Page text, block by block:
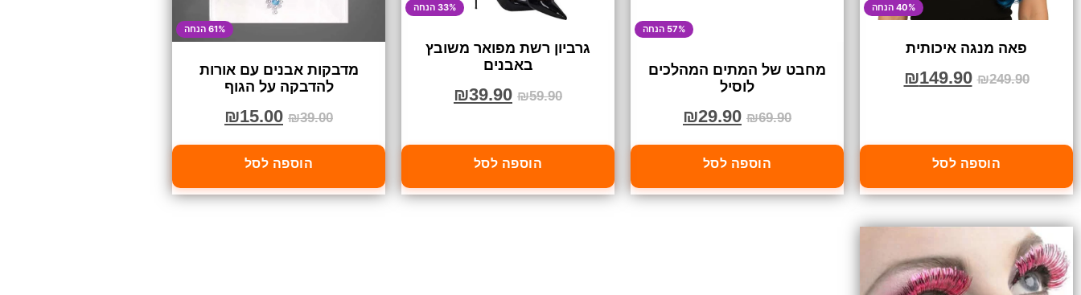
40% הנחה
פאה מנגה איכותית
₪249.90
₪149.90
הוספה לסל
57% הנחה
מחבט של המתים המהלכים
לוסיל
₪69.90
₪29.90
הוספה לסל
33% הנחה
גרביון רשת מפואר משובץ
באבנים
₪59.90
₪39.90
הוספה לסל
61% הנחה
מדבקות אבנים עם אורות
להדבקה על הגוף
₪39.00
₪15.00
הוספה לסל